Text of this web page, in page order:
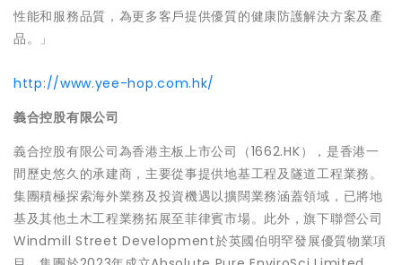
性能和服務品質，為更多客戶提供優質的健康防護解決方案及產
品。」
http://www.yee-hop.com.hk/
義合控股有限公司
義合控股有限公司為香港主板上市公司（1662.HK），是香港一
間歷史悠久的承建商，主要從事提供地基工程及隧道工程業務。
集團積極探索海外業務及投資機遇以擴闊業務涵蓋領域，已將地
基及其他土木工程業務拓展至菲律賓市場。此外，旗下聯營公司
Windmill Street Development於英國伯明罕發展優質物業項